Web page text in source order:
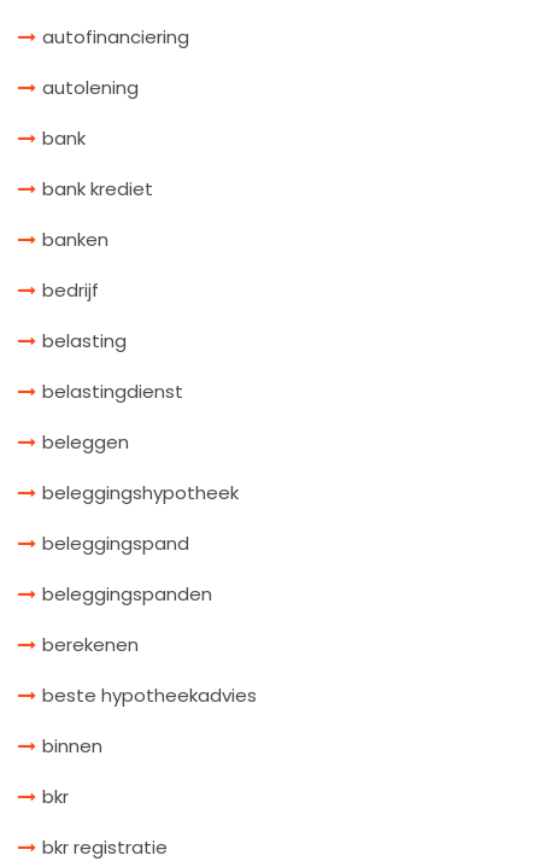
autofinanciering
autolening
bank
bank krediet
banken
bedrijf
belasting
belastingdienst
beleggen
beleggingshypotheek
beleggingspand
beleggingspanden
berekenen
beste hypotheekadvies
binnen
bkr
bkr registratie